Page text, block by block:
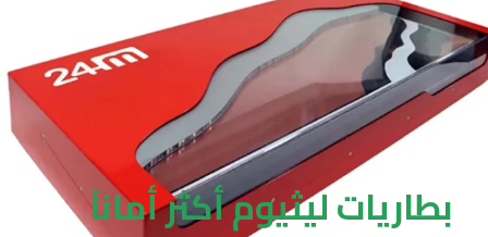
بطاريات ليثيوم أكثر أماناً